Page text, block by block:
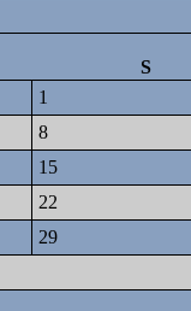
S
1
8
15
22
29